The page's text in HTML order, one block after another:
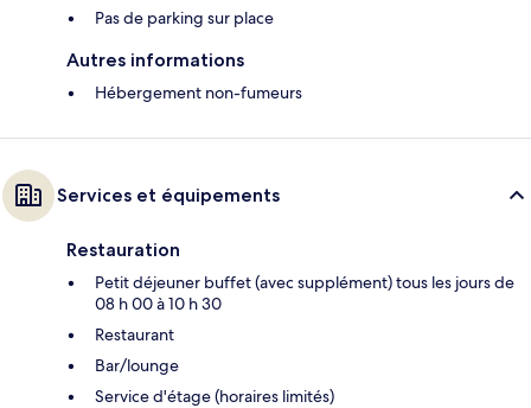
Pas de parking sur place
Autres informations
Hébergement non-fumeurs
Services et équipements
Restauration
Petit déjeuner buffet (avec supplément) tous les jours de
08 h 00 à 10 h 30
Restaurant
Bar/lounge
Service d'étage (horaires limités)